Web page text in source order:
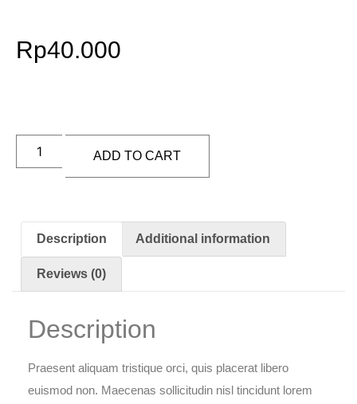
Rp40.000
ADD TO CART
Description Additional information
Reviews (0)
Description
Praesent aliquam tristique orci, quis placerat libero
euismod non. Maecenas sollicitudin nisl tincidunt lorem